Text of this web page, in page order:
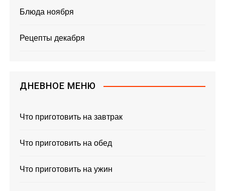
Блюда ноября
Рецепты декабря
ДНЕВНОЕ МЕНЮ
Что приготовить на завтрак
Что приготовить на обед
Что приготовить на ужин